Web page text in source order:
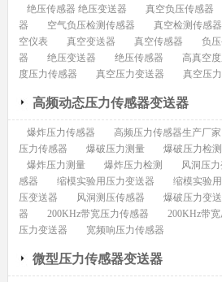
绝压传感器 绝压变送器 真空负压传感器
器
空气负压检测传感器 真空检测传感器
空仪表
真空变送器 真空传感器 负
器
绝压变送器 绝压传感器 高真空
度压力传感器
真空压力变送器 真空压
高频动态压力传感器变送器
爆炸压力传感器 高频压力传感器生产厂家
压力传感器
爆破压力测量 爆破压力检测
爆炸压力测量
爆炸压力检测 风洞压
感器
缩模实验用压力变送器 缩模实验
压变送器
风洞测压传感器 爆破压力变
器
200KHz带宽压力传感器 200KHz带
压力变送器
宽频响压力传感器
微型压力传感器变送器